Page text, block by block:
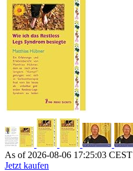
As of 2026-08-06 17:25:03 CEST
Jetzt kaufen